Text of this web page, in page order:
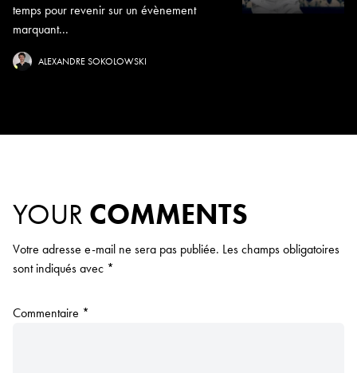
temps pour revenir sur un évènement
marquant...
ALEXANDRE SOKOLOWSKI
YOUR COMMENTS
Votre adresse e-mail ne sera pas publiée. Les champs obligatoires
sont indiqués avec *
Commentaire *